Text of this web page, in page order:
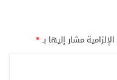
مشار إليها بـ*